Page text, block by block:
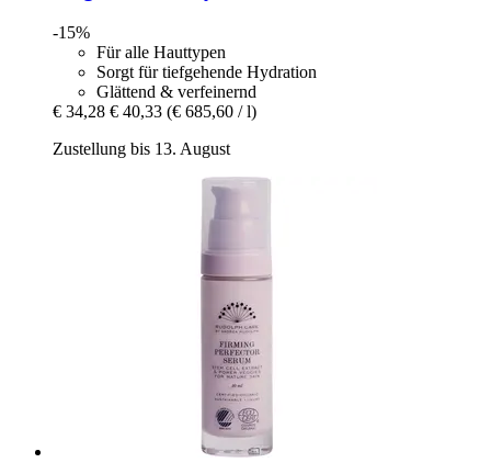
-15%
Für alle Hauttypen
Sorgt für tiefgehende Hydration
Glättend & verfeinernd
€ 34,28 € 40,33 (€ 685,60 / l)
Zustellung bis 13. August